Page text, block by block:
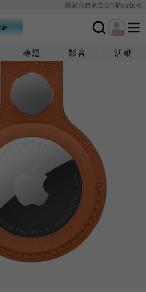
關於我們廣告合作內容授權
專題 影音 活動